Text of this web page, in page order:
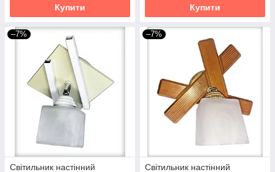
Купити Купити
–7%
Світильник настінний
–7%
Світильник настінний